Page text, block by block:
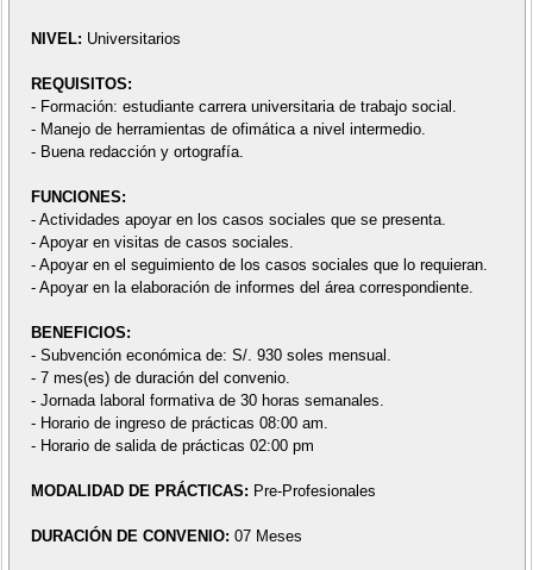
NIVEL: Universitarios
REQUISITOS:
- Formación: estudiante carrera universitaria de trabajo social.
- Manejo de herramientas de ofimática a nivel intermedio.
- Buena redacción y ortografía.
FUNCIONES:
- Actividades apoyar en los casos sociales que se presenta.
- Apoyar en visitas de casos sociales.
- Apoyar en el seguimiento de los casos sociales que lo requieran.
- Apoyar en la elaboración de informes del área correspondiente.
BENEFICIOS:
- Subvención económica de: S/. 930 soles mensual.
- 7 mes(es) de duración del convenio.
- Jornada laboral formativa de 30 horas semanales.
- Horario de ingreso de prácticas 08:00 am.
- Horario de salida de prácticas 02:00 pm
MODALIDAD DE PRÁCTICAS: Pre-Profesionales
DURACIÓN DE CONVENIO: 07 Meses